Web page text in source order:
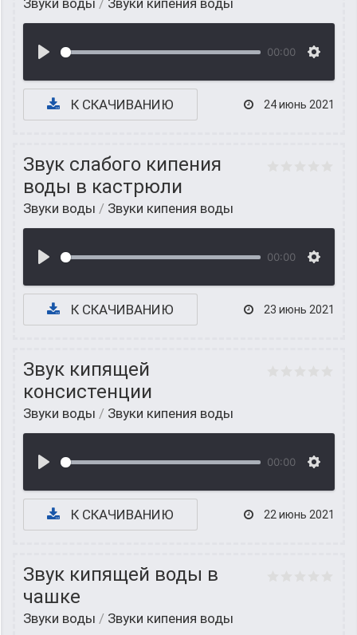
Звуки воды / Звуки кипения воды
00:00
К СКАЧИВАНИЮ 24 июнь 2021
Звук слабого кипения
воды в кастрюли
Звуки воды / Звуки кипения воды
00:00
К СКАЧИВАНИЮ 23 июнь 2021
Звук кипящей
консистенции
Звуки воды / Звуки кипения воды
00:00
К СКАЧИВАНИЮ 22 июнь 2021
Звук кипящей воды в
чашке
Звуки воды / Звуки кипения воды